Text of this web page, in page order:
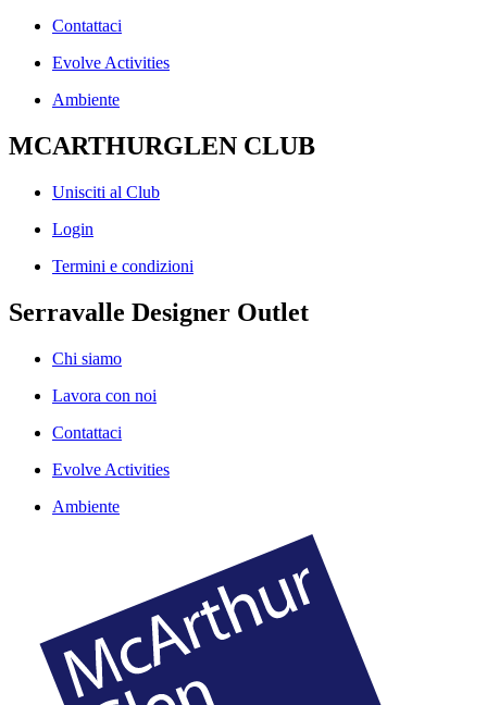
Contattaci
Evolve Activities
Ambiente
MCARTHURGLEN CLUB
Unisciti al Club
Login
Termini e condizioni
Serravalle Designer Outlet
Chi siamo
Lavora con noi
Contattaci
Evolve Activities
Ambiente